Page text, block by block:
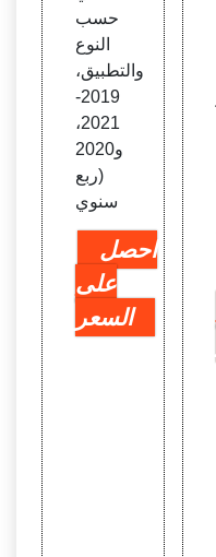
حسب
النوع
والتطبيق،
2019-
2021،
و2020
(ربع
سنوي
احصل
على
السعر